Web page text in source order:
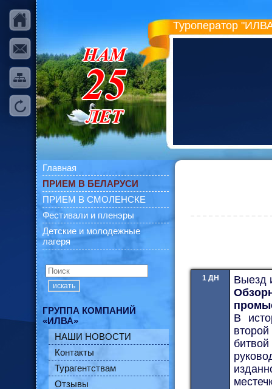
Туроператор
Главная
ПРИЕМ В БЕЛАРУСИ
ПРИЕМ В СМОЛЕНСКЕ
Фестивали и пленэры
Детские и молодежные
лагеря
искать
ГРУППА КОМПАНИЙ
«ИЛВА»
НАШИ НОВОСТИ
Контакты
Турагентствам
Отзывы
1 ДН
Выезд
В